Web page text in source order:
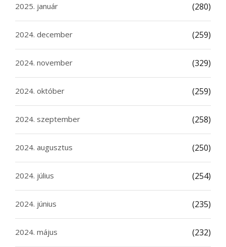
2025. január (280)
2024. december (259)
2024. november (329)
2024. október (259)
2024. szeptember (258)
2024. augusztus (250)
2024. július (254)
2024. június (235)
2024. május (232)